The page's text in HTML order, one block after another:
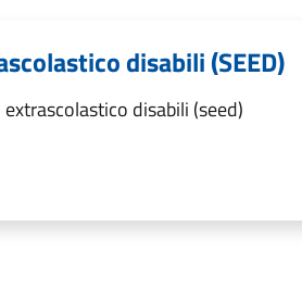
disabili (SEED)
disabili (seed)